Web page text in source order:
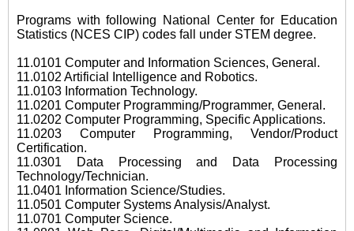
Programs with following National Center for Education
Statistics (NCES CIP) codes fall under STEM degree.
11.0101 Computer and Information Sciences, General.
11.0102 Artificial Intelligence and Robotics.
11.0103 Information Technology.
11.0201 Computer Programming/Programmer, General.
11.0202 Computer Programming, Specific Applications.
11.0203 Computer Programming, Vendor/Product
Certification.
11.0301 Data Processing and Data Processing
Technology/Technician.
11.0401 Information Science/Studies.
11.0501 Computer Systems Analysis/Analyst.
11.0701 Computer Science.